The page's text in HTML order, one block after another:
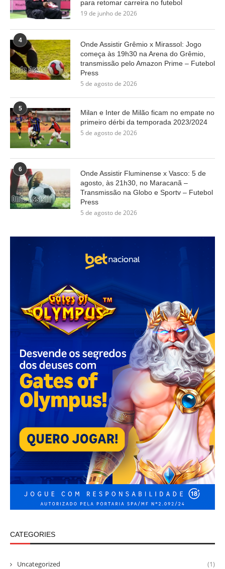
para retomar carreira no futebol
19 de junho de 2026
4
Onde Assistir Grêmio x Mirassol: Jogo
começa às 19h30 na Arena do Grêmio,
transmissão pelo Amazon Prime – Futebol
Press
5 de agosto de 2026
5
Milan e Inter de Milão ficam no empate no
primeiro dérbi da temporada 2023/2024
5 de agosto de 2026
6
Onde Assistir Fluminense x Vasco: 5 de
agosto, às 21h30, no Maracanã –
Transmissão na Globo e Sportv – Futebol
Press
5 de agosto de 2026
CATEGORIES
Uncategorized (1)